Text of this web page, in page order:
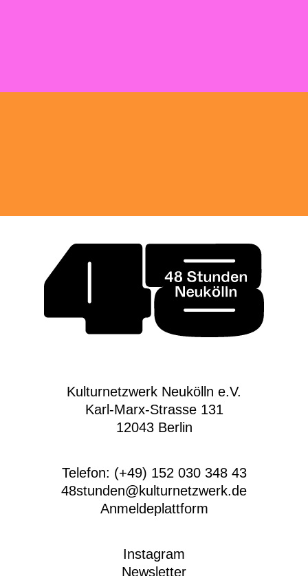
Kulturnetzwerk Neukölln e.V.
Karl-Marx-Strasse 131
12043 Berlin
Telefon: (+49) 152 030 348 43
48stunden@kulturnetzwerk.de
Anmeldeplattform
Instagram
Newsletter